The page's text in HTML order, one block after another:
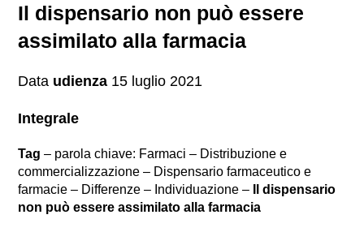
Il dispensario non può essere
assimilato alla farmacia
Data udienza 15 luglio 2021
Integrale
Tag – parola chiave: Farmaci – Distribuzione e
commercializzazione – Dispensario farmaceutico e
farmacie – Differenze – Individuazione –
Il dispensario
non può essere assimilato alla farmacia